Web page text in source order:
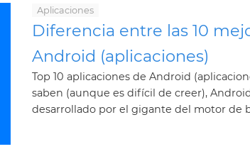
Aplicaciones
Diferencia entre las 10
Android (aplicaciones)
Top 10 aplicaciones de Android
saben (aunque es difícil de creer),
desarrollado por el gigante del motor de